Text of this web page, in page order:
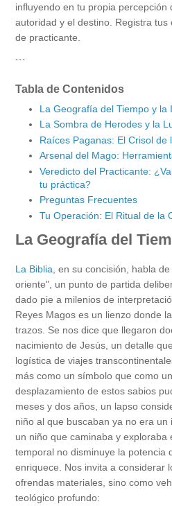
influyendo en tu propia percepción
autoridad y el destino. Registra
de practicante.
```
Tabla de Contenidos
La Geografía del Tiempo y la
La Sombra de Herodes y la
Raíces Paganas: El Crisol de
Arsenal del Mago:
Veredicto del Practicante:
tu práctica?
Preguntas Frecuentes
Tu Operación: El Ritual de la
La Geografía del
La Biblia , en su concisión, habla
oriente", un punto de partida
dado pie a milenios de
Reyes Magos es un lienzo donde
trazos. Se nos dice que llegaron
nacimiento de Jesús, un detalle
logística de viajes
más como un símbolo que como
desplazamiento de estos sabios
meses y dos años, un lapso
niño al que buscaban ya no era
un niño que caminaba y exploraba
temporal no disminuye la potencia
enriquece. Nos invita a considerar
ofrendas materiales, sino como
teológico profundo: